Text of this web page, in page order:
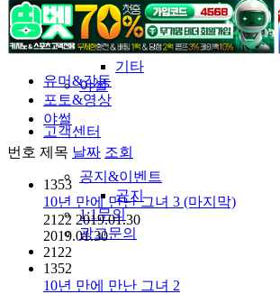
후방주의
움짤
스포츠
기타
야썰
고객센터
공지&이벤트
공지
1:1문의
광고문의
유머&감동
포토&영상
야썰
번호 제목 날짜 조회
1353
10년 만에 만난 그녀 3 (마지막)
2122 2019.01.30
2019.01.30
2122
1352
10년 만에 만난 그녀 2